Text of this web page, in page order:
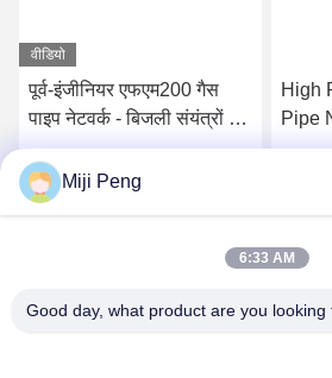
वीडियो
पूर्व-इंजीनियर एफएम200 गैस
पाइप नेटवर्क - बिजली संयंत्रों के
लिए विश्वसनीय निष्क्रिय गैस
प्रणालीसबसे अच्छी कीमत पाएं
High
Pipe
Inert
Miji Peng
6:33 AM
Good day, what product are you looking